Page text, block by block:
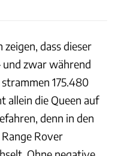
dass dieser
zwar während
175.480
allein die Queen auf
denn in den
Rover